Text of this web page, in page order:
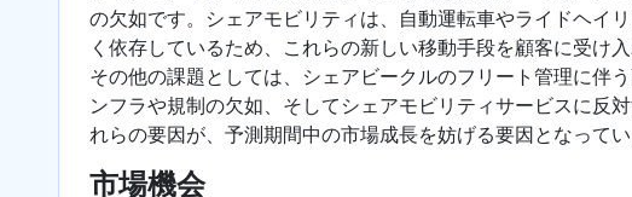
の欠如です。シェアモビリティは、自動運転車やライドヘイ
く依存しているため、これらの新しい移動手段を顧客に受け
その他の課題としては、シェアビークルのフリート管理に伴
ンフラや規制の欠如、そしてシェアモビリティサービスに反
れらの要因が、予測期間中の市場成長を妨げる要因となってい
市場機会